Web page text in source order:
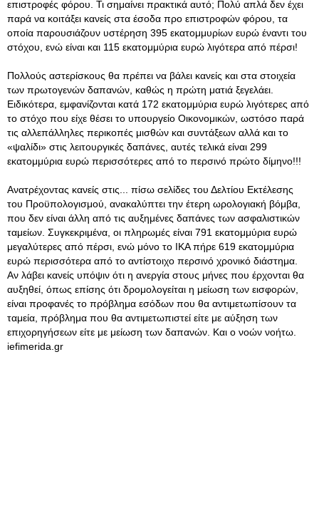
επιστροφές φόρου. Τι σημαίνει πρακτικά αυτό; Πολύ απλά δεν έχει
παρά να κοιτάξει κανείς στα έσοδα προ επιστροφών φόρου, τα
οποία παρουσιάζουν υστέρηση 395 εκατομμυρίων ευρώ έναντι του
στόχου, ενώ είναι και 115 εκατομμύρια ευρώ λιγότερα από πέρσι!
Πολλούς αστερίσκους θα πρέπει να βάλει κανείς και στα στοιχεία
των πρωτογενών δαπανών, καθώς η πρώτη ματιά ξεγελάει.
Ειδικότερα, εμφανίζονται κατά 172 εκατομμύρια ευρώ λιγότερες από
το στόχο που είχε θέσει το υπουργείο Οικονομικών, ωστόσο παρά
τις αλλεπάλληλες περικοπές μισθών και συντάξεων αλλά και το
«ψαλίδι» στις λειτουργικές δαπάνες, αυτές τελικά είναι 299
εκατομμύρια ευρώ περισσότερες από το περσινό πρώτο δίμηνο!!!
Ανατρέχοντας κανείς στις... πίσω σελίδες του Δελτίου Εκτέλεσης
του Προϋπολογισμού, ανακαλύπτει την έτερη ωρολογιακή βόμβα,
που δεν είναι άλλη από τις αυξημένες δαπάνες των ασφαλιστικών
ταμείων. Συγκεκριμένα, οι πληρωμές είναι 791 εκατομμύρια ευρώ
μεγαλύτερες από πέρσι, ενώ μόνο το ΙΚΑ πήρε 619 εκατομμύρια
ευρώ περισσότερα από το αντίστοιχο περσινό χρονικό διάστημα.
Αν λάβει κανείς υπόψιν ότι η ανεργία στους μήνες που έρχονται θα
αυξηθεί, όπως επίσης ότι δρομολογείται η μείωση των εισφορών,
είναι προφανές το πρόβλημα εσόδων που θα αντιμετωπίσουν τα
ταμεία, πρόβλημα που θα αντιμετωπιστεί είτε με αύξηση των
επιχορηγήσεων είτε με μείωση των δαπανών. Και ο νοών νοήτω.
iefimerida.gr